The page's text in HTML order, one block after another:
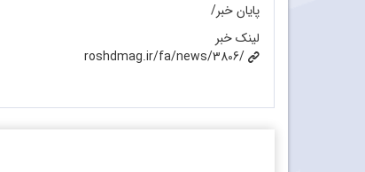
پایان خبر/
لینک خبر
roshdmag.ir/fa/news/3806/